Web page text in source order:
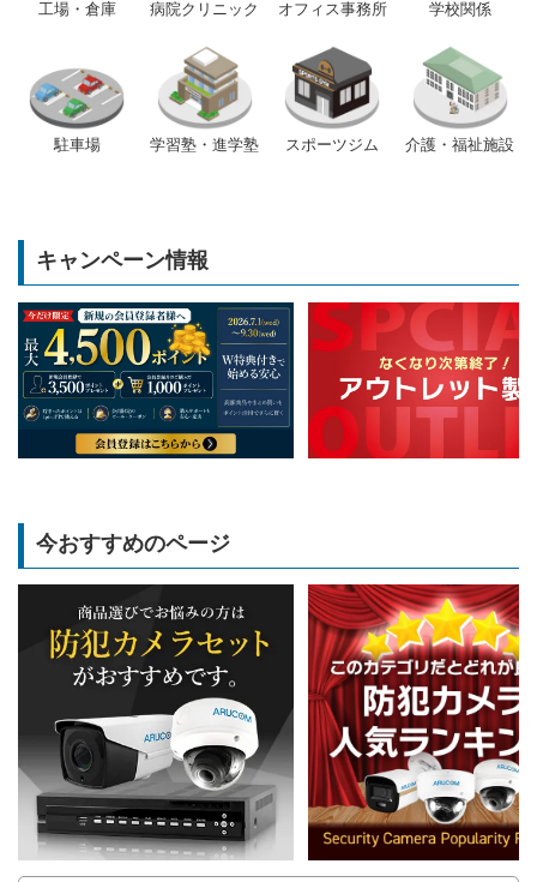
工場・倉庫 病院クリニック オフィス事務所 学校関係
駐車場 学習塾・進学塾 スポーツジム 介護・福祉施設
キャンペーン情報
今おすすめのページ